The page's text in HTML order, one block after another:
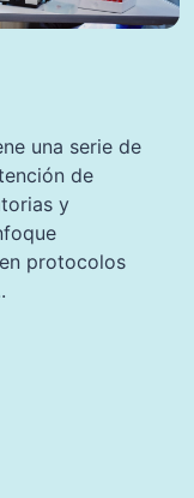
una serie de
de
y
protocolos